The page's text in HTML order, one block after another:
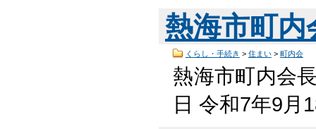
熱海市町
くらし・手続き > 住まい> 町内会
熱海市町内会
日 令和7年9